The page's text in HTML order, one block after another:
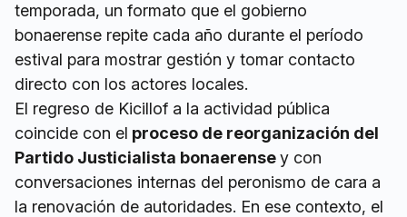
temporada, un formato que el gobierno
bonaerense repite cada año durante el período
estival para mostrar gestión y tomar contacto
directo con los actores locales.
El regreso de Kicillof a la actividad pública
coincide con el proceso de reorganización del
Partido Justicialista bonaerensey con
conversaciones internas del peronismo de cara a
la renovación de autoridades. En ese contexto, el